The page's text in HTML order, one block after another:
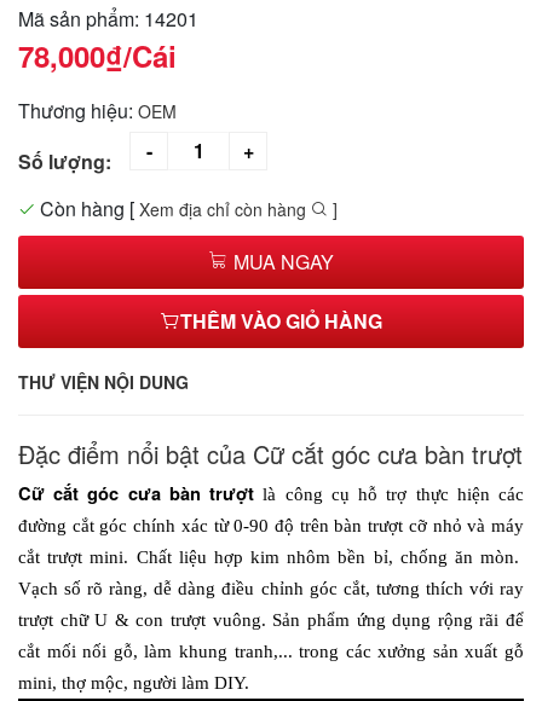
Mã sản phẩm: 14201
78,000₫/Cái
Thương hiệu: OEM
Số lượng:
Còn hàng [ Xem địa chỉ còn hàng ]
MUA NGAY
THÊM VÀO GIỎ HÀNG
THƯ VIỆN NỘI DUNG
Đặc điểm nổi bật của Cữ cắt góc cưa bàn trượt
Cữ cắt góc cưa bàn trượt là công cụ hỗ trợ thực hiện các
đường cắt góc chính xác từ 0-90 độ trên bàn trượt cỡ nhỏ và máy
cắt trượt mini. Chất liệu hợp kim nhôm bền bỉ, chống ăn mòn.
Vạch số rõ ràng, dễ dàng điều chỉnh góc cắt, tương thích với ray
trượt chữ U & con trượt vuông. Sản phẩm ứng dụng rộng rãi để
cắt mối nối gỗ, làm khung tranh,... trong các xưởng sản xuất gỗ
mini, thợ mộc, người làm DIY.